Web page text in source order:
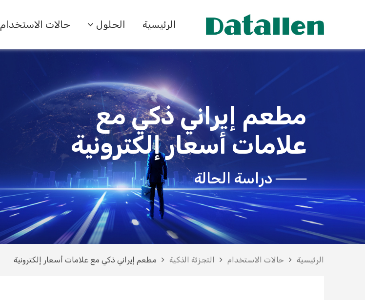
الرئيسية الحلول حالات الاستخدام
مطعم إيراني ذكي مع
علامات أسعار إلكترونية
─── دراسة الحالة
الرئيسية حالات الاستخدام التجزئة الذكية مطعم إيراني ذكي مع علامات أسعار إلكترونية